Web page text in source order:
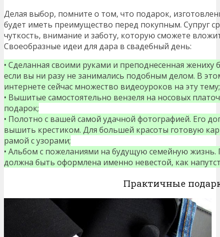
Делая выбор, помните о том, что подарок,
будет иметь преимущество перед покупным. Супруг
чуткость, внимание и заботу, которую сможете
Своеобразные идеи для дара в свадебный день:
• Сделанная своими руками и преподнесенная жениху
если вы ни разу не занимались подобным делом. В
интернете сейчас множество видеоуроков на эту тему;
• Вышитые самостоятельно вензеля на носовых
подарок;
• Полотно с вашей самой удачной фотографией. Его
вышить крестиком. Для большей красоты готовую
рамой с узорами;
• Альбом с пожеланиями на будущую семейную жизнь.
должна быть оформлена именно невестой, как
Практичные